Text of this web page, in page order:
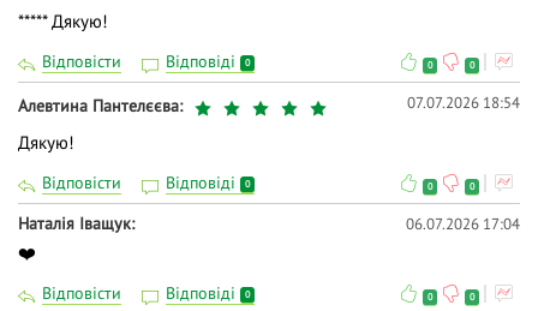
***** Дякую!
Відповісти Відповіді 0 0 0
Алевтина Пантелєєва 07.07.2026 18:54
Дякую!
Відповісти Відповіді 0 0 0
Наталія Іващук 06.07.2026 17:04
❤️
Відповісти Відповіді 0 0 0